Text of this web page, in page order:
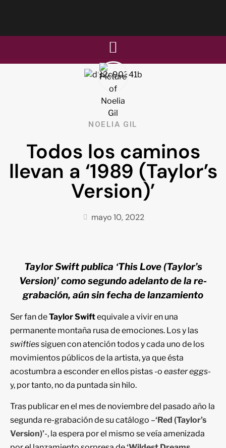
NOELIA GIL
Todos los caminos
llevan a ‘1989 (Taylor’s
Version)’
mayo 10, 2022
Taylor Swift publica ‘This Love (Taylor’s
Version)’ como segundo adelanto de la re-
grabación, aún sin fecha de lanzamiento
Ser fan deTaylor Swiftequivale a vivir en una
permanente montaña rusa de emociones. Los y las
swiftiessiguen con atención todos y cada uno de los
movimientos públicos de la artista, ya que ésta
acostumbra a esconder en ellos pistas -o easter eggs-
y, por tanto, no da puntada sin hilo.
Tras publicar en el mes de noviembre del pasado año la
segunda re-grabación de su catálogo –‘Red (Taylor’s
Version)’-, la espera por el mismo se veía amenizada